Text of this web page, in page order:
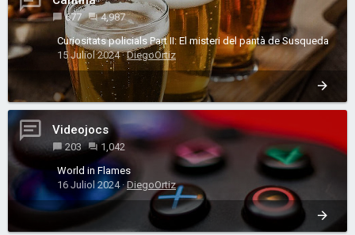
677
4,987
Curiositats policials Part II: El misteri del pantà de Susqueda
15 Juliol 2024 DiegoOrtiz
Videojocs
203
1,042
World in Flames
16 Juliol 2024 DiegoOrtiz